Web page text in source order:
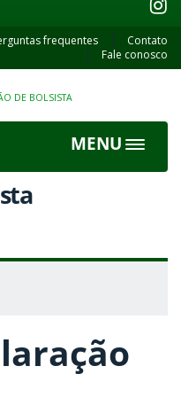
frequentes
Contato
Fale conosco
DE BOLSISTA
MENU
Toggle